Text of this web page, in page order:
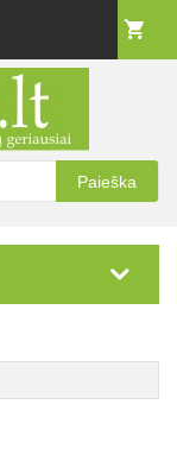
Paieška